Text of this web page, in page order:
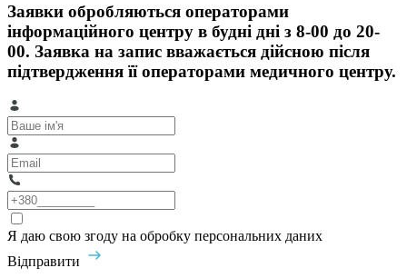
Заявки обробляються операторами
інформаційного центру в будні дні з 8-00 до 20-
00. Заявка на запис вважається дійсною після
підтвердження її операторами медичного центру.
Я даю свою згоду на обробку персональних даних
Відправити